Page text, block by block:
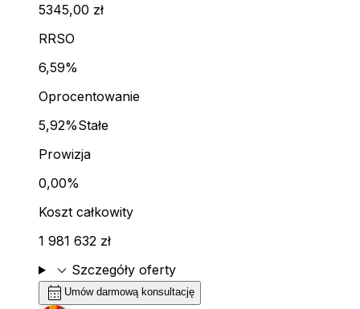
5345,00 zł
RRSO
6,59%
Oprocentowanie
5,92%Stałe
Prowizja
0,00%
Koszt całkowity
1 981 632 zł
expand_more Szczegóły oferty
calendar_month Umów darmową konsultację